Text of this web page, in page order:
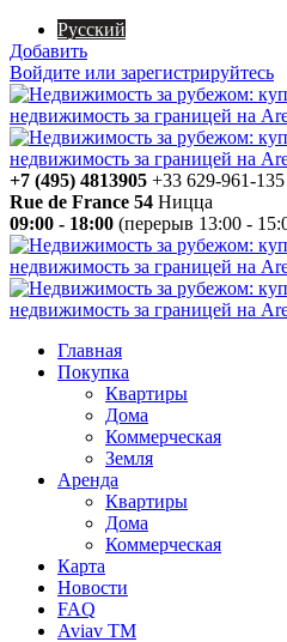
Русский
Добавить
Войдите или зарегистрируйтесь
+7 (495) 4813905 +33 629-961-135
Rue de France 54 Ницца
09:00 - 18:00 (перерыв 13:00 -
Главная
Покупка
Квартиры
Дома
Коммерческая
Земля
Аренда
Квартиры
Дома
Коммерческая
Карта
Новости
FAQ
Aviav TM